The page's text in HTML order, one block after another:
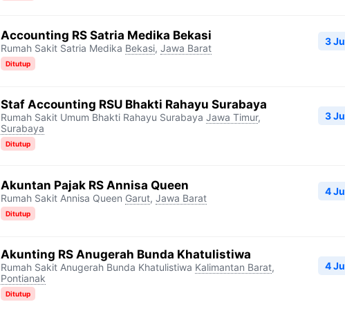
Accounting RS Satria Medika Bekasi
Rumah Sakit Satria Medika Bekasi, Jawa Barat
Ditutup
3
Staf Accounting RSU Bhakti Rahayu Surabaya
Rumah Sakit Umum Bhakti Rahayu Surabaya Jawa Timur,
Surabaya
Ditutup
3
Akuntan Pajak RS Annisa Queen
Rumah Sakit Annisa Queen Garut, Jawa Barat
Ditutup
4
Akunting RS Anugerah Bunda Khatulistiwa
Rumah Sakit Anugerah Bunda Khatulistiwa Kalimantan Barat,
Pontianak
Ditutup
4